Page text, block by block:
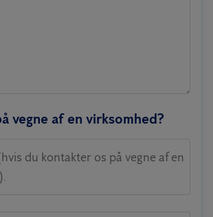
vegne af en virksomhed?
du kontakter os på vegne af en